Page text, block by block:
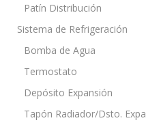
Patín Distribución
Sistema de Refrigeración
Bomba de Agua
Termostato
Depósito Expansión
Tapón Radiador/Dsto.